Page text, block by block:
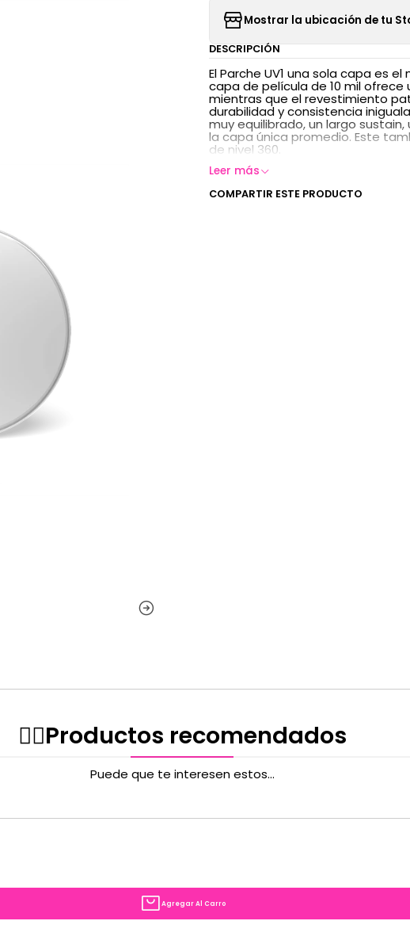
Mostrar la ubicación de tu
DESCRIPCIÓN
El Parche UV1 una sola capa es
capa de película de 10 mil
mientras que el revestimiento
durabilidad y consistencia
muy equilibrado, un largo
la capa única promedio. Este
de nivel 360.
Leer más
COMPARTIR ESTE PRODUCTO
✌🏻️Productos recomendados
Puede que te interesen estos...
Agregar Al Carro